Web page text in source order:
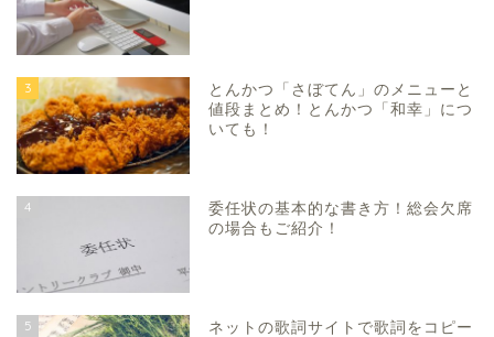
3
とんかつ「さぼてん」のメニューと
値段まとめ！とんかつ「和幸」につ
いても！
4
委任状の基本的な書き方！総会欠席
の場合もご紹介！
5
ネットの歌詞サイトで歌詞をコピー